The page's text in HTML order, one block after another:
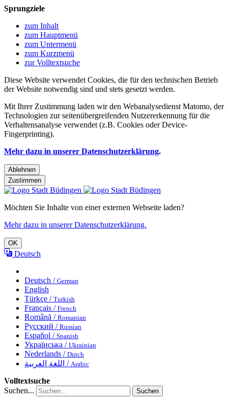
Sprungziele
zum Inhalt
zum Hauptmenü
zum Untermenü
zum Kurzmenü
zur Volltextsuche
Diese Website verwendet Cookies, die für den technischen Betrieb
der Website notwendig sind und stets gesetzt werden.
Mit Ihrer Zustimmung laden wir den Webanalysedienst Matomo, der
Technologien zur seitenübergreifenden Nutzererkennung für die
Verhaltensanalyse verwendet (z.B. Cookies oder Device-
Fingerprinting).
Mehr dazu in unserer Datenschutzerklärung.
Ablehnen
Zustimmen
Möchten Sie Inhalte von einer externen Webseite laden?
Mehr dazu in unserer Datenschutzerklärung.
OK
Deutsch
Deutsch / German
English
Türkçe / Turkish
Français / French
Română / Romanian
Русский / Russian
Español / Spanish
Українська / Ukrainian
Nederlands / Dutch
اللغة العربية / Arabic
Volltextsuche
Suchen...
Suchen